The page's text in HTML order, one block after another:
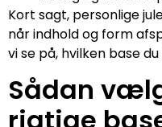
Kort sagt, personlige
når indhold og form
vi se på, hvilken base
Sådan